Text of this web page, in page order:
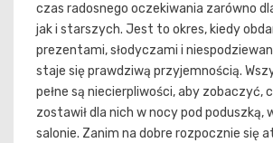
czas radosnego oczekiwania zarówno
jak i starszych. Jest to okres, kiedy
prezentami, słodyczami i
staje się prawdziwą przyjemnością.
pełne są niecierpliwości, aby zobaczyć,
zostawił dla nich w nocy pod poduszką,
salonie. Zanim na dobre rozpocznie się